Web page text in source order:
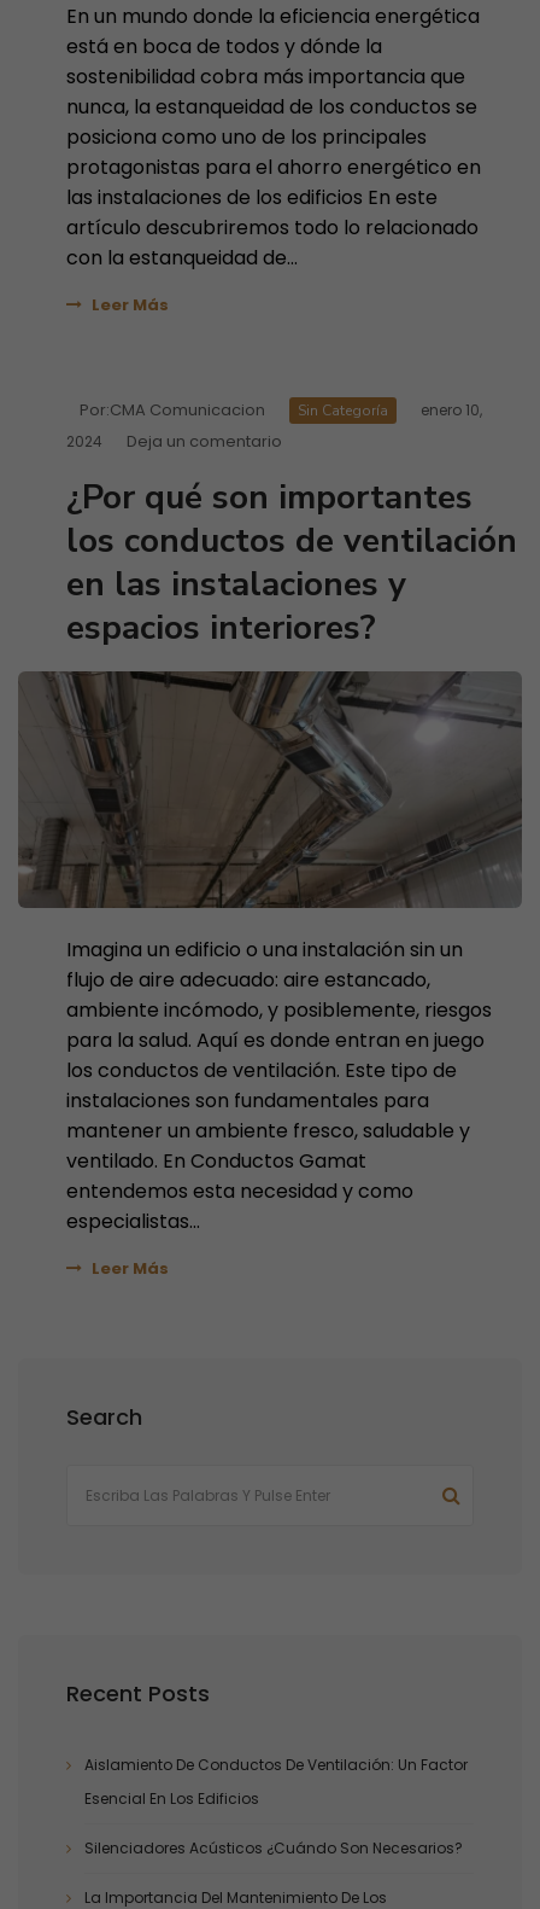
En un mundo donde la eficiencia energética
está en boca de todos y dónde la
sostenibilidad cobra más importancia que
nunca, la estanqueidad de los conductos se
posiciona como uno de los principales
protagonistas para el ahorro energético en
las instalaciones de los edificios En este
artículo descubriremos todo lo relacionado
con la estanqueidad de...
Leer Más
Por:CMA Comunicacion Sin Categoría
enero 10,
2024
Deja un comentario
¿Por qué son importantes
los conductos de ventilación
en las instalaciones y
espacios interiores?
Imagina un edificio o una instalación sin un
flujo de aire adecuado: aire estancado,
ambiente incómodo, y posiblemente, riesgos
para la salud. Aquí es donde entran en juego
los conductos de ventilación. Este tipo de
instalaciones son fundamentales para
mantener un ambiente fresco, saludable y
ventilado. En Conductos Gamat
entendemos esta necesidad y como
especialistas...
Leer Más
Search
Recent Posts
Aislamiento De Conductos De Ventilación: Un Factor
Esencial En Los Edificios
Silenciadores Acústicos ¿cuándo Son Necesarios?
La Importancia Del Mantenimiento De Los